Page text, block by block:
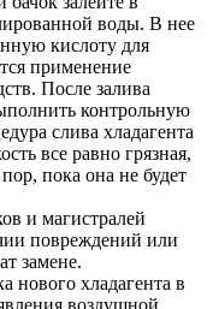
воды. В нее
кислоту для
применение
После залива
контрольную
слива хладагента
все равно грязная,
пока она не будет
и магистралей
повреждений или
замене.
нового хладагента в
воздушной